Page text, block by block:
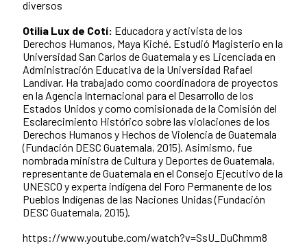
diversos
Otilia Lux de Cotí: Educadora y activista de los
Derechos Humanos, Maya Kiché. Estudió Magisterio en la
Universidad San Carlos de Guatemala y es Licenciada en
Administración Educativa de la Universidad Rafael
Landívar. Ha trabajado como coordinadora de proyectos
en la Agencia Internacional para el Desarrollo de los
Estados Unidos y como comisionada de la Comisión del
Esclarecimiento Histórico sobre las violaciones de los
Derechos Humanos y Hechos de Violencia de Guatemala
(Fundación DESC Guatemala, 2015). Asimismo, fue
nombrada ministra de Cultura y Deportes de Guatemala,
representante de Guatemala en el Consejo Ejecutivo de la
UNESCO y experta indígena del Foro Permanente de los
Pueblos Indígenas de las Naciones Unidas (Fundación
DESC Guatemala, 2015).
https://www.youtube.com/watch?v=SsU_DuChmm8